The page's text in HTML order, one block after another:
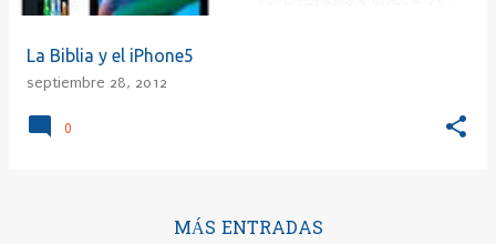
La Biblia y el iPhone5
septiembre 28, 2012
0
MÁS ENTRADAS